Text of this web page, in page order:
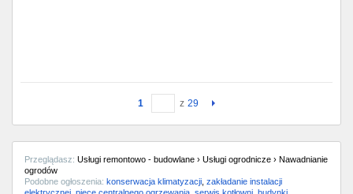
1 z 29
Przeglądasz: Usługi remontowo - budowlane › Usługi ogrodnicze › Nawadnianie
ogrodów
Podobne ogłoszenia: konserwacja klimatyzacji zakładanie instalacji